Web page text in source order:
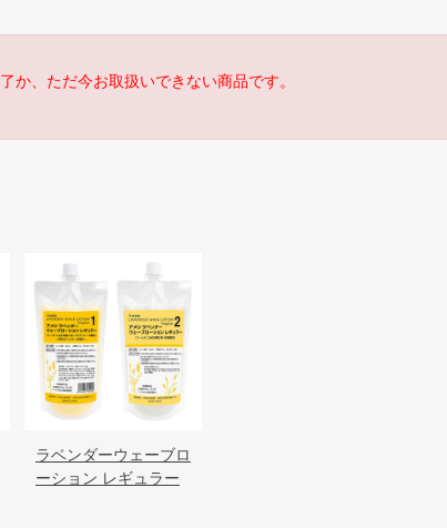
か、ただ今お取扱いできない商品です。
ラベンダーウェーブロ
ーション レギュラー